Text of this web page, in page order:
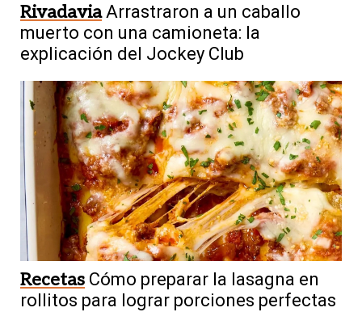
Rivadavia Arrastraron a un caballo
muerto con una camioneta: la
explicación del Jockey Club
Recetas Cómo preparar la lasagna en
rollitos para lograr porciones perfectas